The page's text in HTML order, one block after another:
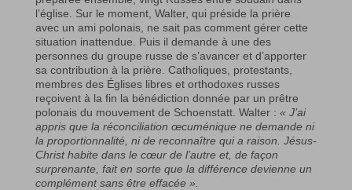
l’église. Sur le moment, Walter, qui préside la prière
avec un ami polonais, ne sait pas comment gérer cette
situation inattendue. Puis il demande à une des
personnes du groupe russe de s’avancer et d’apporter
sa contribution à la prière. Catholiques, protestants,
membres des Églises libres et orthodoxes russes
reçoivent à la fin la bénédiction donnée par un prêtre
polonais du mouvement de Schoenstatt. Walter : « J’ai
appris que la réconciliation œcuménique ne demande ni
la proportionnalité, ni de reconnaître qui a raison. Jésus-
Christ habite dans le cœur de l’autre et, de façon
surprenante, fait en sorte que la différence devienne un
complément sans être effacée ».